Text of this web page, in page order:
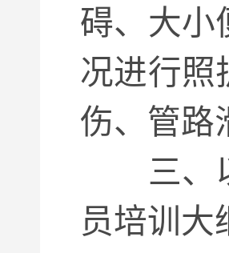
碍、大小
况进行照
伤、管路
三、以
员培训大